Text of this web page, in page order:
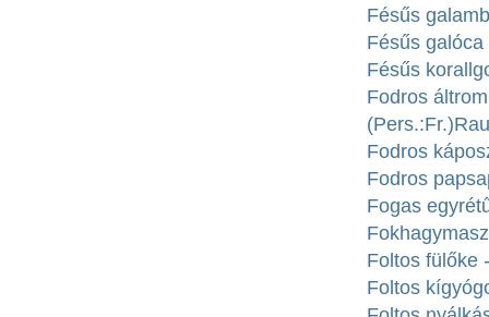
Fésűs
Fésűs
Fésűs
Fodros
Fodros
Fodros
Fogas
Foltos fülőke
Foltos